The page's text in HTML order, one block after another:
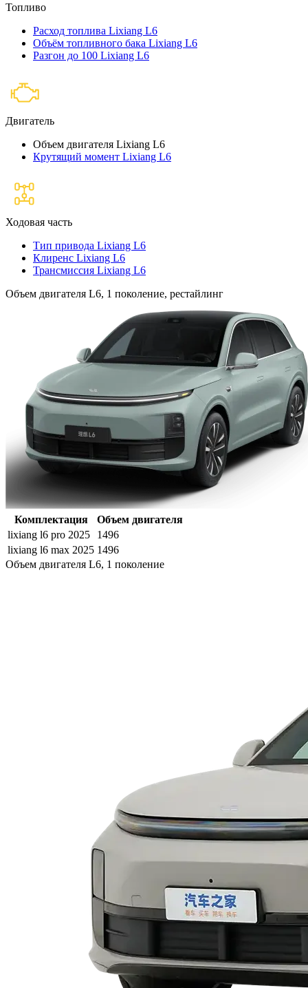
Топливо
Расход топлива Lixiang L6
Объём топливного бака Lixiang L6
Разгон до 100 Lixiang L6
Двигатель
Объем двигателя Lixiang L6
Крутящий момент Lixiang L6
Ходовая часть
Тип привода Lixiang L6
Клиренс Lixiang L6
Трансмиссия Lixiang L6
Объем двигателя L6, 1 поколение, рестайлинг
Комплектация
Объем двигателя
lixiang l6 pro 2025
1496
lixiang l6 max 2025 1496
Объем двигателя L6, 1 поколение